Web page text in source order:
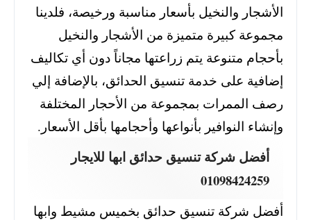
الأشجار والنخيل بأسعار مناسبة ورخيصة، فلدينا
مجموعة كبيرة متميزة من الأشجار والنخيل
بأحجام متنوعة يتم زراعتها مجاناً دون أي تكاليف
إضافية على خدمة تنسيق الحدائق، بالإضافة إلي
رصف الممرات بمجموعة من الأحجار المختلفة
وإنشاء النوافير بأنواعها وأحجامها بأقل الأسعار.
أفضل شركة تنسيق حدائق ابها للايجار
01098424259
أفضل شركة تنسيق حدائق بخميس مشيط وابها